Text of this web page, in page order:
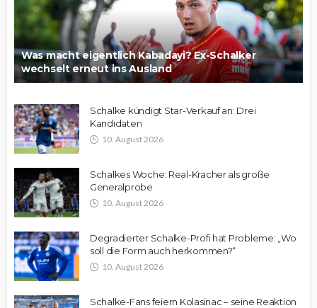
Was macht eigentlich Kabadayi? Ex-Schalker
wechselt erneut ins Ausland
Schalke kündigt Star-Verkauf an: Drei
Kandidaten
10. August 2026
Schalkes Woche: Real-Kracher als große
Generalprobe
10. August 2026
Degradierter Schalke-Profi hat Probleme: „Wo
soll die Form auch herkommen?“
10. August 2026
Schalke-Fans feiern Kolasinac – seine Reaktion